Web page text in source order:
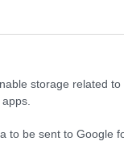
storage related
to be sent to Google